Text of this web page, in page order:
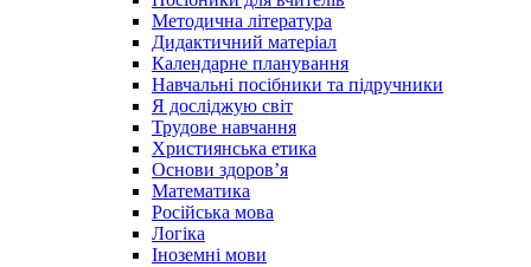
Методична література
Дидактичний матеріал
Календарне планування
Навчальні посібники та підручники
Я досліджую світ
Трудове навчання
Християнська етика
Основи здоров’я
Математика
Російська мова
Логіка
Іноземні мови